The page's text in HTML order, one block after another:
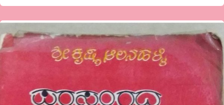
ನನ್ನಿಷ್ಟದ
ಕಾದಂಬರಿ
ಶ್ರೀಕೃಷ್ಣ
ಆಲನಹಳ್ಳಿ
ಪರಸಂಗದ
ಗೆಂಡೆತಿಮ್ಮ-